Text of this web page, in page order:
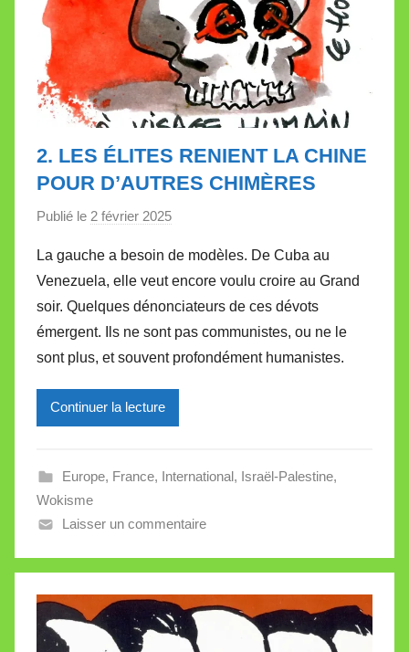
2. LES ÉLITES RENIENT LA CHINE
POUR D’AUTRES CHIMÈRES
Publié le 2 février 2025
r
M
i
e
l
V
l
e
t
t
La gauche a besoin de modèles. De Cuba au
Venezuela, elle veut encore voulu croire au Grand
soir. Quelques dénonciateurs de ces dévots
émergent. Ils ne sont pas communistes, ou ne le
sont plus, et souvent profondément humanistes.
Continuer la lecture
Europe, France, International, Israël-Palestine,
Wokisme
Laisser un commentaire